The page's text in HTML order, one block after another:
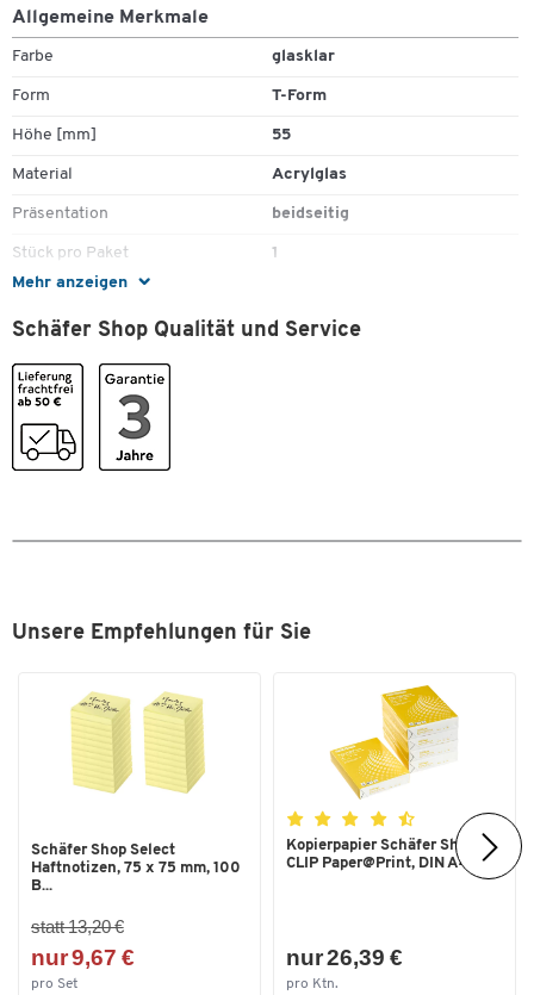
Mehr anzeigen
Allgemeine Merkmale
Farbe glasklar
Form T-Form
Höhe [mm] 55
Material Acrylglas
Präsentation beidseitig
Stück pro Paket 1
Tiefe [mm]
Breite [mm]
Format (DIN)
Schäfer Shop Qualität und Service
Unsere Empfehlungen für Sie
Schäfer Shop Select
Haftnotizen, 75 x 75 mm, 100
B...
statt 13,20 €
nur 9,67 €
pro Set
Kopierpapier Schäfer Shop
CLIP Paper@Print, DIN A4...
nur 26,39 €
pro Ktn.